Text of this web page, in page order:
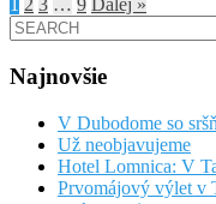
2 3 … 9
Ďalej »
Search
for:
Najnovšie
V Dubodome so
Už neobjavujeme
Hotel Lomnica: V
Prvomájový výlet v